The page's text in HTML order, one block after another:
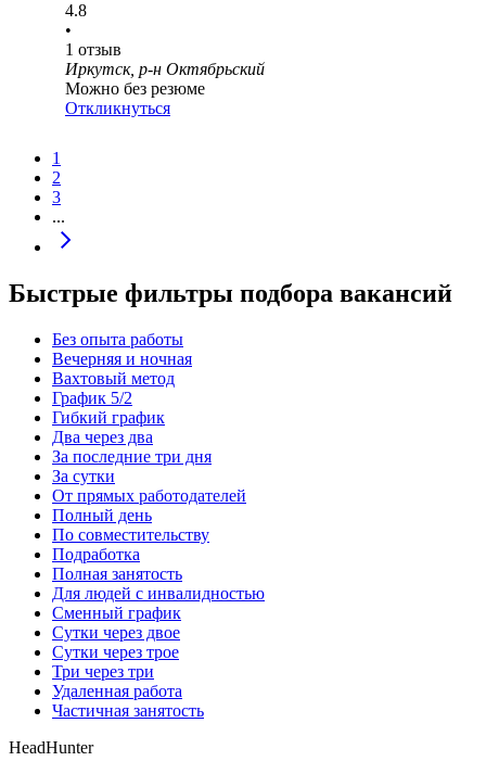
4.8
•
1 отзыв
Иркутск, р-н Октябрьский
Можно без резюме
Откликнуться
1
2
3
...
Быстрые фильтры подбора вакансий
Без опыта работы
Вечерняя и ночная
Вахтовый метод
График 5/2
Гибкий график
Два через два
За последние три дня
За сутки
От прямых работодателей
Полный день
По совместительству
Подработка
Полная занятость
Для людей с инвалидностью
Сменный график
Сутки через двое
Сутки через трое
Три через три
Удаленная работа
Частичная занятость
HeadHunter